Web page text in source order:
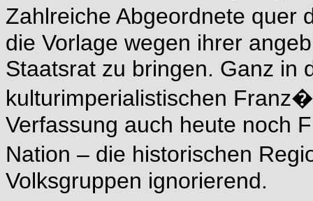
Zahlreiche Abgeordnete
die Vorlage wegen ihrer
Staatsrat zu bringen. Ganz in
kulturimperialistischen
Verfassung auch heute noch
Nation – die historischen
Volksgruppen ignorierend.